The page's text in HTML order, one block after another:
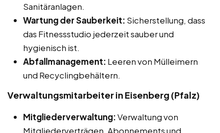
Sanitäranlagen.
Wartung der Sauberkeit: Sicherstellung, dass
das Fitnessstudio jederzeit sauber und
hygienisch ist.
Abfallmanagement: Leeren von Mülleimern
und Recyclingbehältern.
Verwaltungsmitarbeiter in Eisenberg (Pfalz)
Mitgliederverwaltung:Verwaltung von
Mitgliederverträgen, Abonnements und